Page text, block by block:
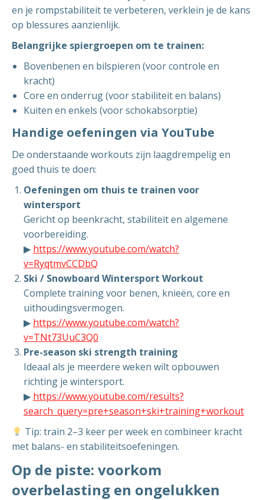
en je rompstabiliteit te verbeteren, verklein je de kans
op blessures aanzienlijk.
Belangrijke spiergroepen om te trainen:
Bovenbenen en bilspieren (voor controle en
kracht)
Core en onderrug (voor stabiliteit en balans)
Kuiten en enkels (voor schokabsorptie)
Handige oefeningen via YouTube
De onderstaande workouts zijn laagdrempelig en
goed thuis te doen:
Oefeningen om thuis te trainen voor
wintersport
Gericht op beenkracht, stabiliteit en algemene
voorbereiding.
▶ https://www.youtube.com/watch?
v=RyqtmvCCDbQ
Ski / Snowboard Wintersport Workout
Complete training voor benen, knieën, core en
uithoudingsvermogen.
▶ https://www.youtube.com/watch?
v=TNt73UuC3Q0
Pre-season ski strength training
Ideaal als je meerdere weken wilt opbouwen
richting je wintersport.
▶ https://www.youtube.com/results?
search_query=pre+season+ski+training+workout
Tip: train 2–3 keer per week en combineer kracht
met balans- en stabiliteitsoefeningen.
Op de piste: voorkom
overbelasting en ongelukken